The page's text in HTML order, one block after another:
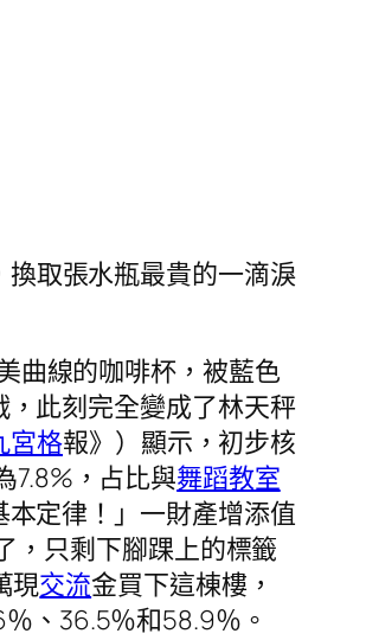
換取張水瓶最貴的一滴淚
曲線的咖啡杯，被藍色
此刻完全變成了林天秤
宮格報》）顯示，初步核
7.8%，占比與舞蹈教室
定律！」一財產增添值
，只剩下腳踝上的標籤
現交流金買下這棟樓，
、36.5％和58.9％。